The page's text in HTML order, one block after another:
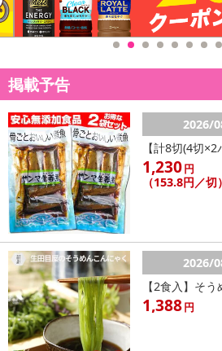
あらかじめご了承いただいた上でお申込
によるお申込み後のキャンセル・返品交
※送料はお試し費用に含まれております。
※d払い、PayPay、au PAY、au PAY（
ンクまとめて支払い、楽天ペイ、メルペ
Payでお支払いの場合、決済のため外部
※予約商品は決済手段ごとに定められた
了することがございます。ご了承いただ
さい。
【配送伝票番号について】
※配送形態がメール便の商品については
伝票番号がマイページに表示されない場
【配送日時の指定について】
※配送日時の指定が可能な商品の場合、
配送日、配送時間が異なる可能性がござい
掲載予告
2026/
【計8切(4切
1,230円
（153.8円／切）
2026/
【2食入】そ
1,388円